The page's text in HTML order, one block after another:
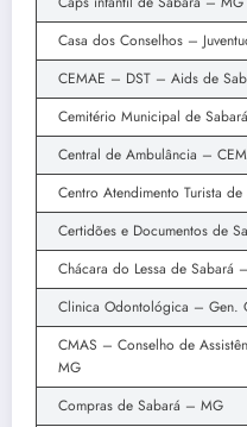
Casa dos Conselhos –
CEMAE – DST – Aids de
Cemitério Municipal de
Central de Ambulância –
Centro Atendimento Turista
Certidões e Documentos de
Chácara do Lessa de Sabará
Clinica Odontológica – Gen.
CMAS – Conselho de
MG
Compras de Sabará – MG